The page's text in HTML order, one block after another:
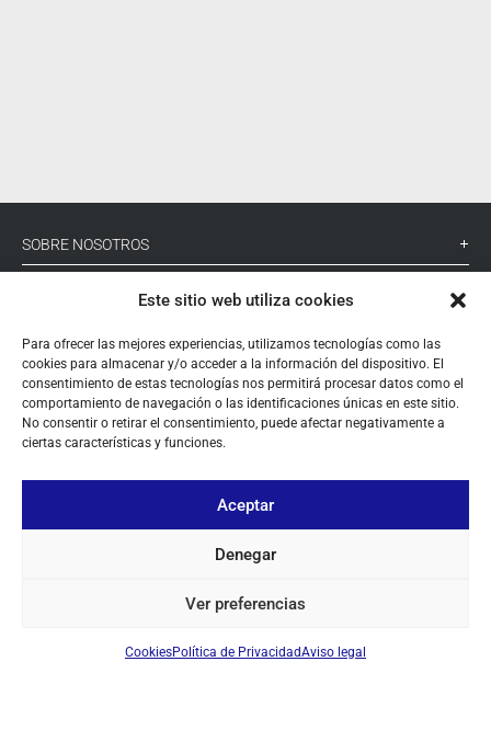
Este sitio web utiliza cookies
Para ofrecer las mejores experiencias, utilizamos tecnologías como las
cookies para almacenar y/o acceder a la información del dispositivo. El
consentimiento de estas tecnologías nos permitirá procesar datos como el
comportamiento de navegación o las identificaciones únicas en este sitio.
No consentir o retirar el consentimiento, puede afectar negativamente a
ciertas características y funciones.
Aceptar
Denegar
Ver preferencias
CookiesPolítica de PrivacidadAviso legal
SOBRE NOSOTROS
SÍGUENOS
info@pihernz.com
Linkedin
Instagram